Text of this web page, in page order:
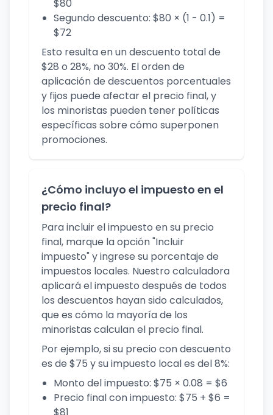
$80
Segundo descuento: $80 × (1 - 0.1) =
$72
Esto resulta en un descuento total de
$28 o 28%, no 30%. El orden de
aplicación de descuentos porcentuales
y fijos puede afectar el precio final, y
los minoristas pueden tener políticas
específicas sobre cómo superponen
promociones.
¿Cómo incluyo el impuesto en el
precio final?
Para incluir el impuesto en su precio
final, marque la opción "Incluir
impuesto" y ingrese su porcentaje de
impuestos locales. Nuestro calculadora
aplicará el impuesto después de todos
los descuentos hayan sido calculados,
que es cómo la mayoría de los
minoristas calculan el precio final.
Por ejemplo, si su precio con descuento
es de $75 y su impuesto local es del 8%:
Monto del impuesto: $75 × 0.08 = $6
Precio final con impuesto: $75 + $6 =